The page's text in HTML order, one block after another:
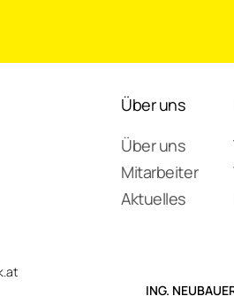
Über uns
Über uns
Mitarbeiter
Aktuelles
ING.